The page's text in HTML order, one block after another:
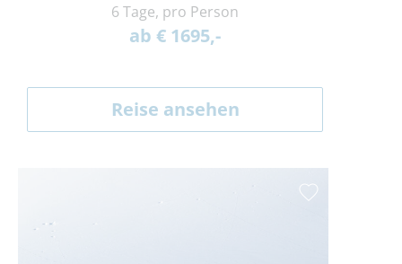
6 Tage, pro Person
ab € 1695,-
Reise ansehen